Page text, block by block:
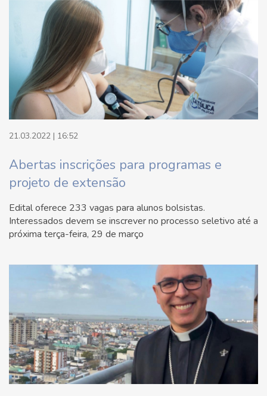
21.03.2022 | 16:52
Abertas inscrições para programas e
projeto de extensão
Edital oferece 233 vagas para alunos bolsistas.
Interessados devem se inscrever no processo seletivo até a
próxima terça-feira, 29 de março